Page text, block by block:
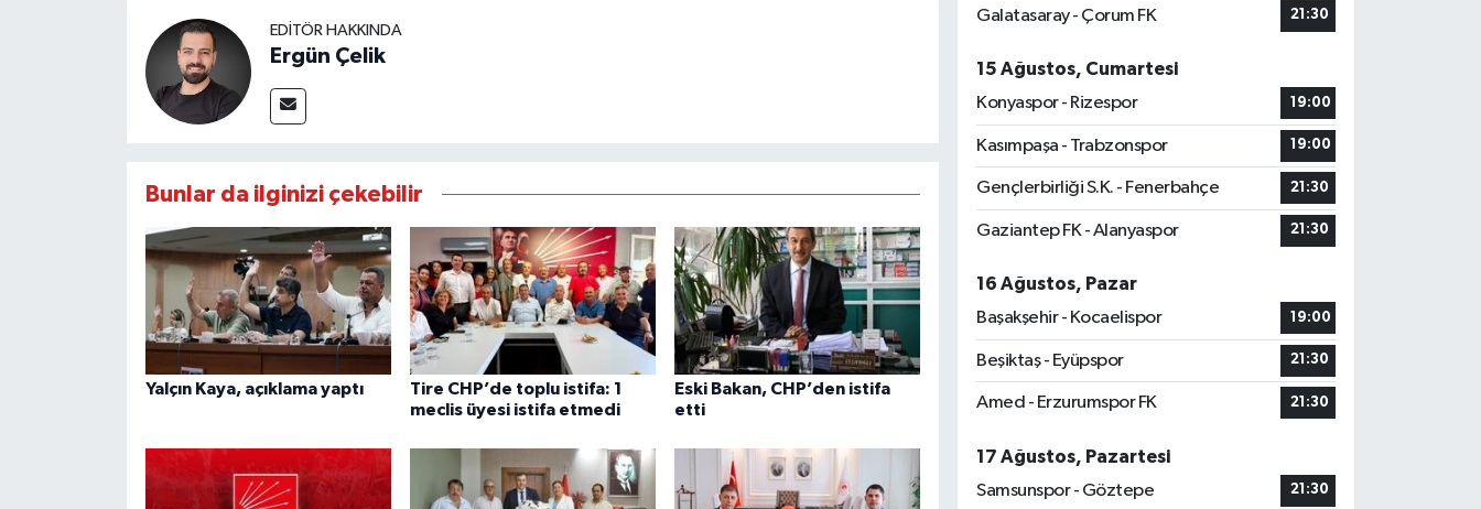
EDITÖR HAKKINDA
Ergün Çelik
Bunlar da ilginizi çekebilir
Yalçın Kaya, açıklama yaptı
Tire CHP’de toplu istifa: 1
meclis üyesi istifa etmedi
Eski Bakan, CHP’den istifa
etti
Galatasaray - Çorum FK
21:30
15 Ağustos, Cumartesi
Konyaspor - Rizespor
19:00
Kasımpaşa - Trabzonspor 19:00
Gençlerbirliği S.K. - Fenerbahçe 21:30
Gaziantep FK - Alanyaspor 21:30
16 Ağustos, Pazar
Başakşehir - Kocaelispor
19:00
Beşiktaş - Eyüpspor 21:30
Amed - Erzurumspor FK 21:30
17 Ağustos, Pazartesi
Samsunspor - Göztepe
21:30